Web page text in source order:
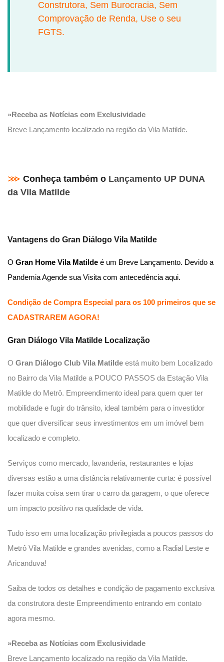
Construtora, Sem Burocracia, Sem
Comprovação de Renda, Use o seu
FGTS.
»Receba as Notícias com Exclusividade
Breve Lançamento localizado na região da Vila Matilde.
⋙ Conheça também o Lançamento UP DUNA
da Vila Matilde
Vantagens do Gran Diálogo Vila Matilde
O Gran Home Vila Matilde é um Breve Lançamento. Devido a
Pandemia Agende sua Visita com antecedência aqui.
Condição de Compra Especial para os 100 primeiros que se
CADASTRAREM AGORA!
Gran Diálogo Vila Matilde Localização
O Gran Diálogo Club Vila Matilde está muito bem Localizado
no Bairro da Vila Matilde a POUCO PASSOS da Estação Vila
Matilde do Metrô. Empreendimento ideal para quem quer ter
mobilidade e fugir do trânsito, ideal também para o investidor
que quer diversificar seus investimentos em um imóvel bem
localizado e completo.
Serviços como mercado, lavanderia, restaurantes e lojas
diversas estão a uma distância relativamente curta: é possível
fazer muita coisa sem tirar o carro da garagem, o que oferece
um impacto positivo na qualidade de vida.
Tudo isso em uma localização privilegiada a poucos passos do
Metrô Vila Matilde e grandes avenidas, como a Radial Leste e
Aricanduva!
Saiba de todos os detalhes e condição de pagamento exclusiva
da construtora deste Empreendimento entrando em contato
agora mesmo.
»Receba as Notícias com Exclusividade
Breve Lançamento localizado na região da Vila Matilde.